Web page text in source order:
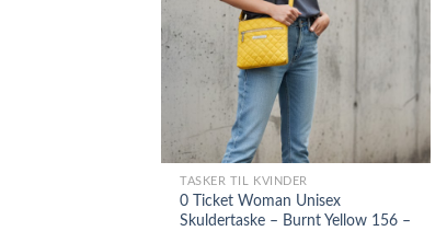
TASKER TIL KVINDER
0 Ticket Woman Unisex
Skuldertaske – Burnt Yellow 156 –